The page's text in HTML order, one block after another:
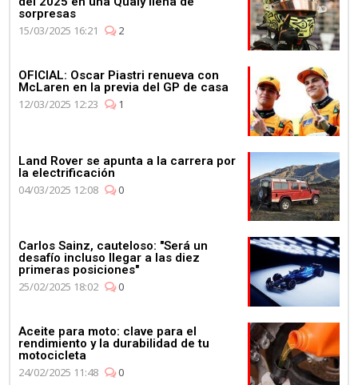
sorpresas
15/03/2025 16:21
2
OFICIAL: Oscar Piastri renueva con
McLaren en la previa del GP de casa
12/03/2025 12:23
1
Land Rover se apunta a la carrera por
la electrificación
04/03/2025 12:08
0
Carlos Sainz, cauteloso: "Será un
desafío incluso llegar a las diez
primeras posiciones"
25/02/2025 18:02
0
Aceite para moto: clave para el
rendimiento y la durabilidad de tu
motocicleta
24/02/2025 11:48
0